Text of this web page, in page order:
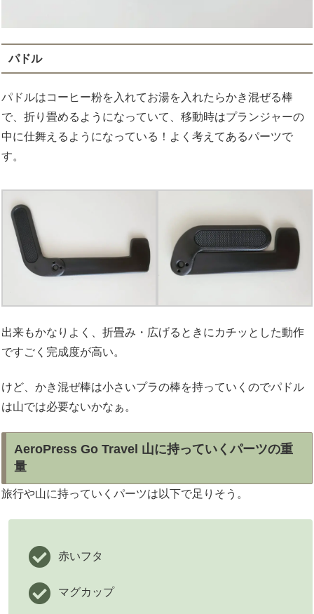
パドル
パドルはコーヒー粉を入れてお湯を入れたらかき混ぜる棒
で、折り畳めるようになっていて、移動時はプランジャーの
中に仕舞えるようになっている！よく考えてあるパーツで
す。
出来もかなりよく、折畳み・広げるときにカチッとした動作
ですごく完成度が高い。
けど、かき混ぜ棒は小さいプラの棒を持っていくのでパドル
は山では必要ないかなぁ。
AeroPress Go Travel 山に持っていくパーツの重
量
旅行や山に持っていくパーツは以下で足りそう。
赤いフタ
マグカップ